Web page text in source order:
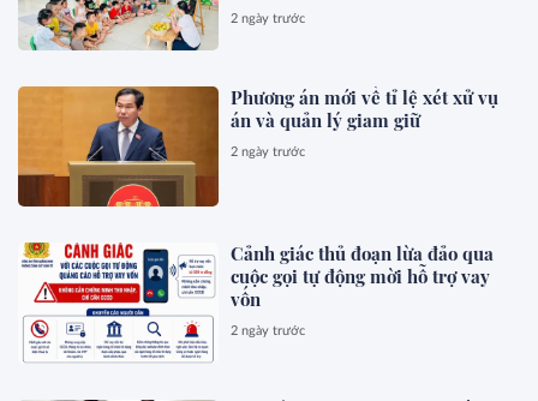
2 ngày trước
Phương án mới về tỉ lệ xét xử vụ
án và quản lý giam giữ
2 ngày trước
Cảnh giác thủ đoạn lừa đảo qua
cuộc gọi tự động mời hỗ trợ vay
vốn
2 ngày trước